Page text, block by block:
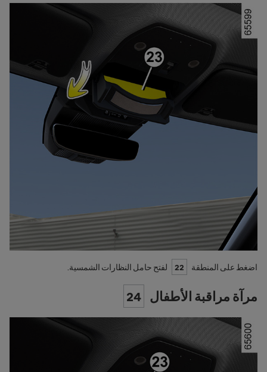
اضغط على المنطقة 22 لفتح حامل النظارات الشمسية.
مرآة مراقبة الأطفال 24